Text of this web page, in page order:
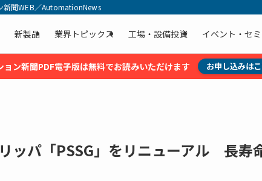
新聞WEB／AutomationNews
新製品 業界トピックス 工場・設備投資 イベント・セ
ョン新聞PDF電子版は無料でお読みいただけます お申し込みは
ッパ「PSSG」をリニューアル 長寿